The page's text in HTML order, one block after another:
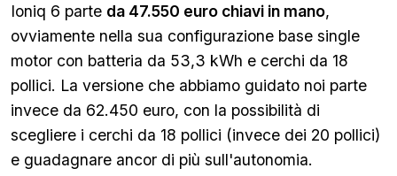
Ioniq 6 parte da 47.550 euro chiavi in mano,
ovviamente nella sua configurazione base single
motor con batteria da 53,3 kWh e cerchi da 18
pollici. La versione che abbiamo guidato noi parte
invece da 62.450 euro, con la possibilità di
scegliere i cerchi da 18 pollici (invece dei 20 pollici)
e guadagnare ancor di più sull'autonomia.